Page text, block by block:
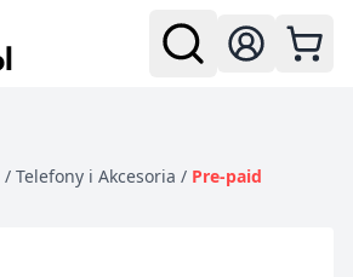
Zaloguj się
/ Telefony i Akcesoria / Pre-paid